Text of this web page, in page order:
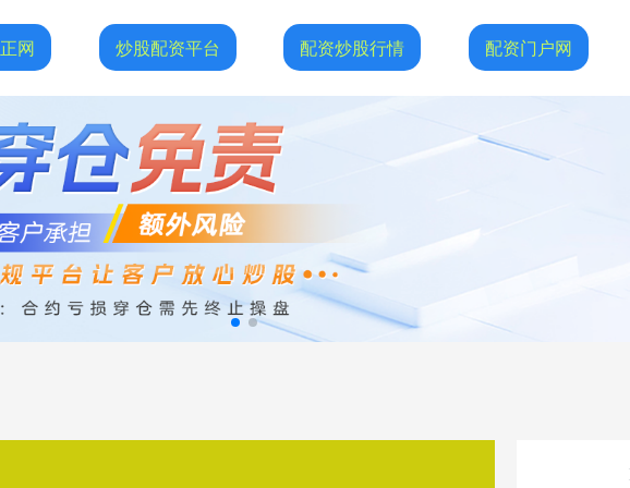
网 炒股配资平台 配资炒股行情 配资门户网